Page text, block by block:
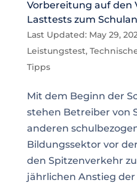
Vorbereitung auf den
Lasttests zum
Last Updated: May 29,
Leistungstest,
Tipps
Mit dem Beginn der
stehen Betreiber von
anderen
Bildungssektor vor
den Spitzenverkehr
jährlichen Anstieg